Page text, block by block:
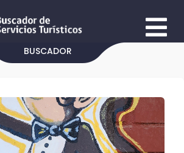
BUSCADOR